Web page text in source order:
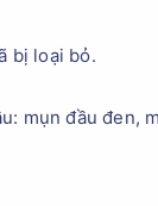
bị loại bỏ.
mụn đầu đen,